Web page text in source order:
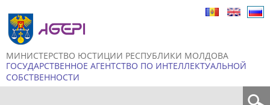
МИНИСТЕРСТВО ЮСТИЦИИ РЕСПУБЛИКИ МОЛДОВА
ГОСУДАРСТВЕННОЕ АГЕНТСТВО ПО ИНТЕЛЛЕКТУАЛЬНОЙ
СОБСТВЕННОСТИ